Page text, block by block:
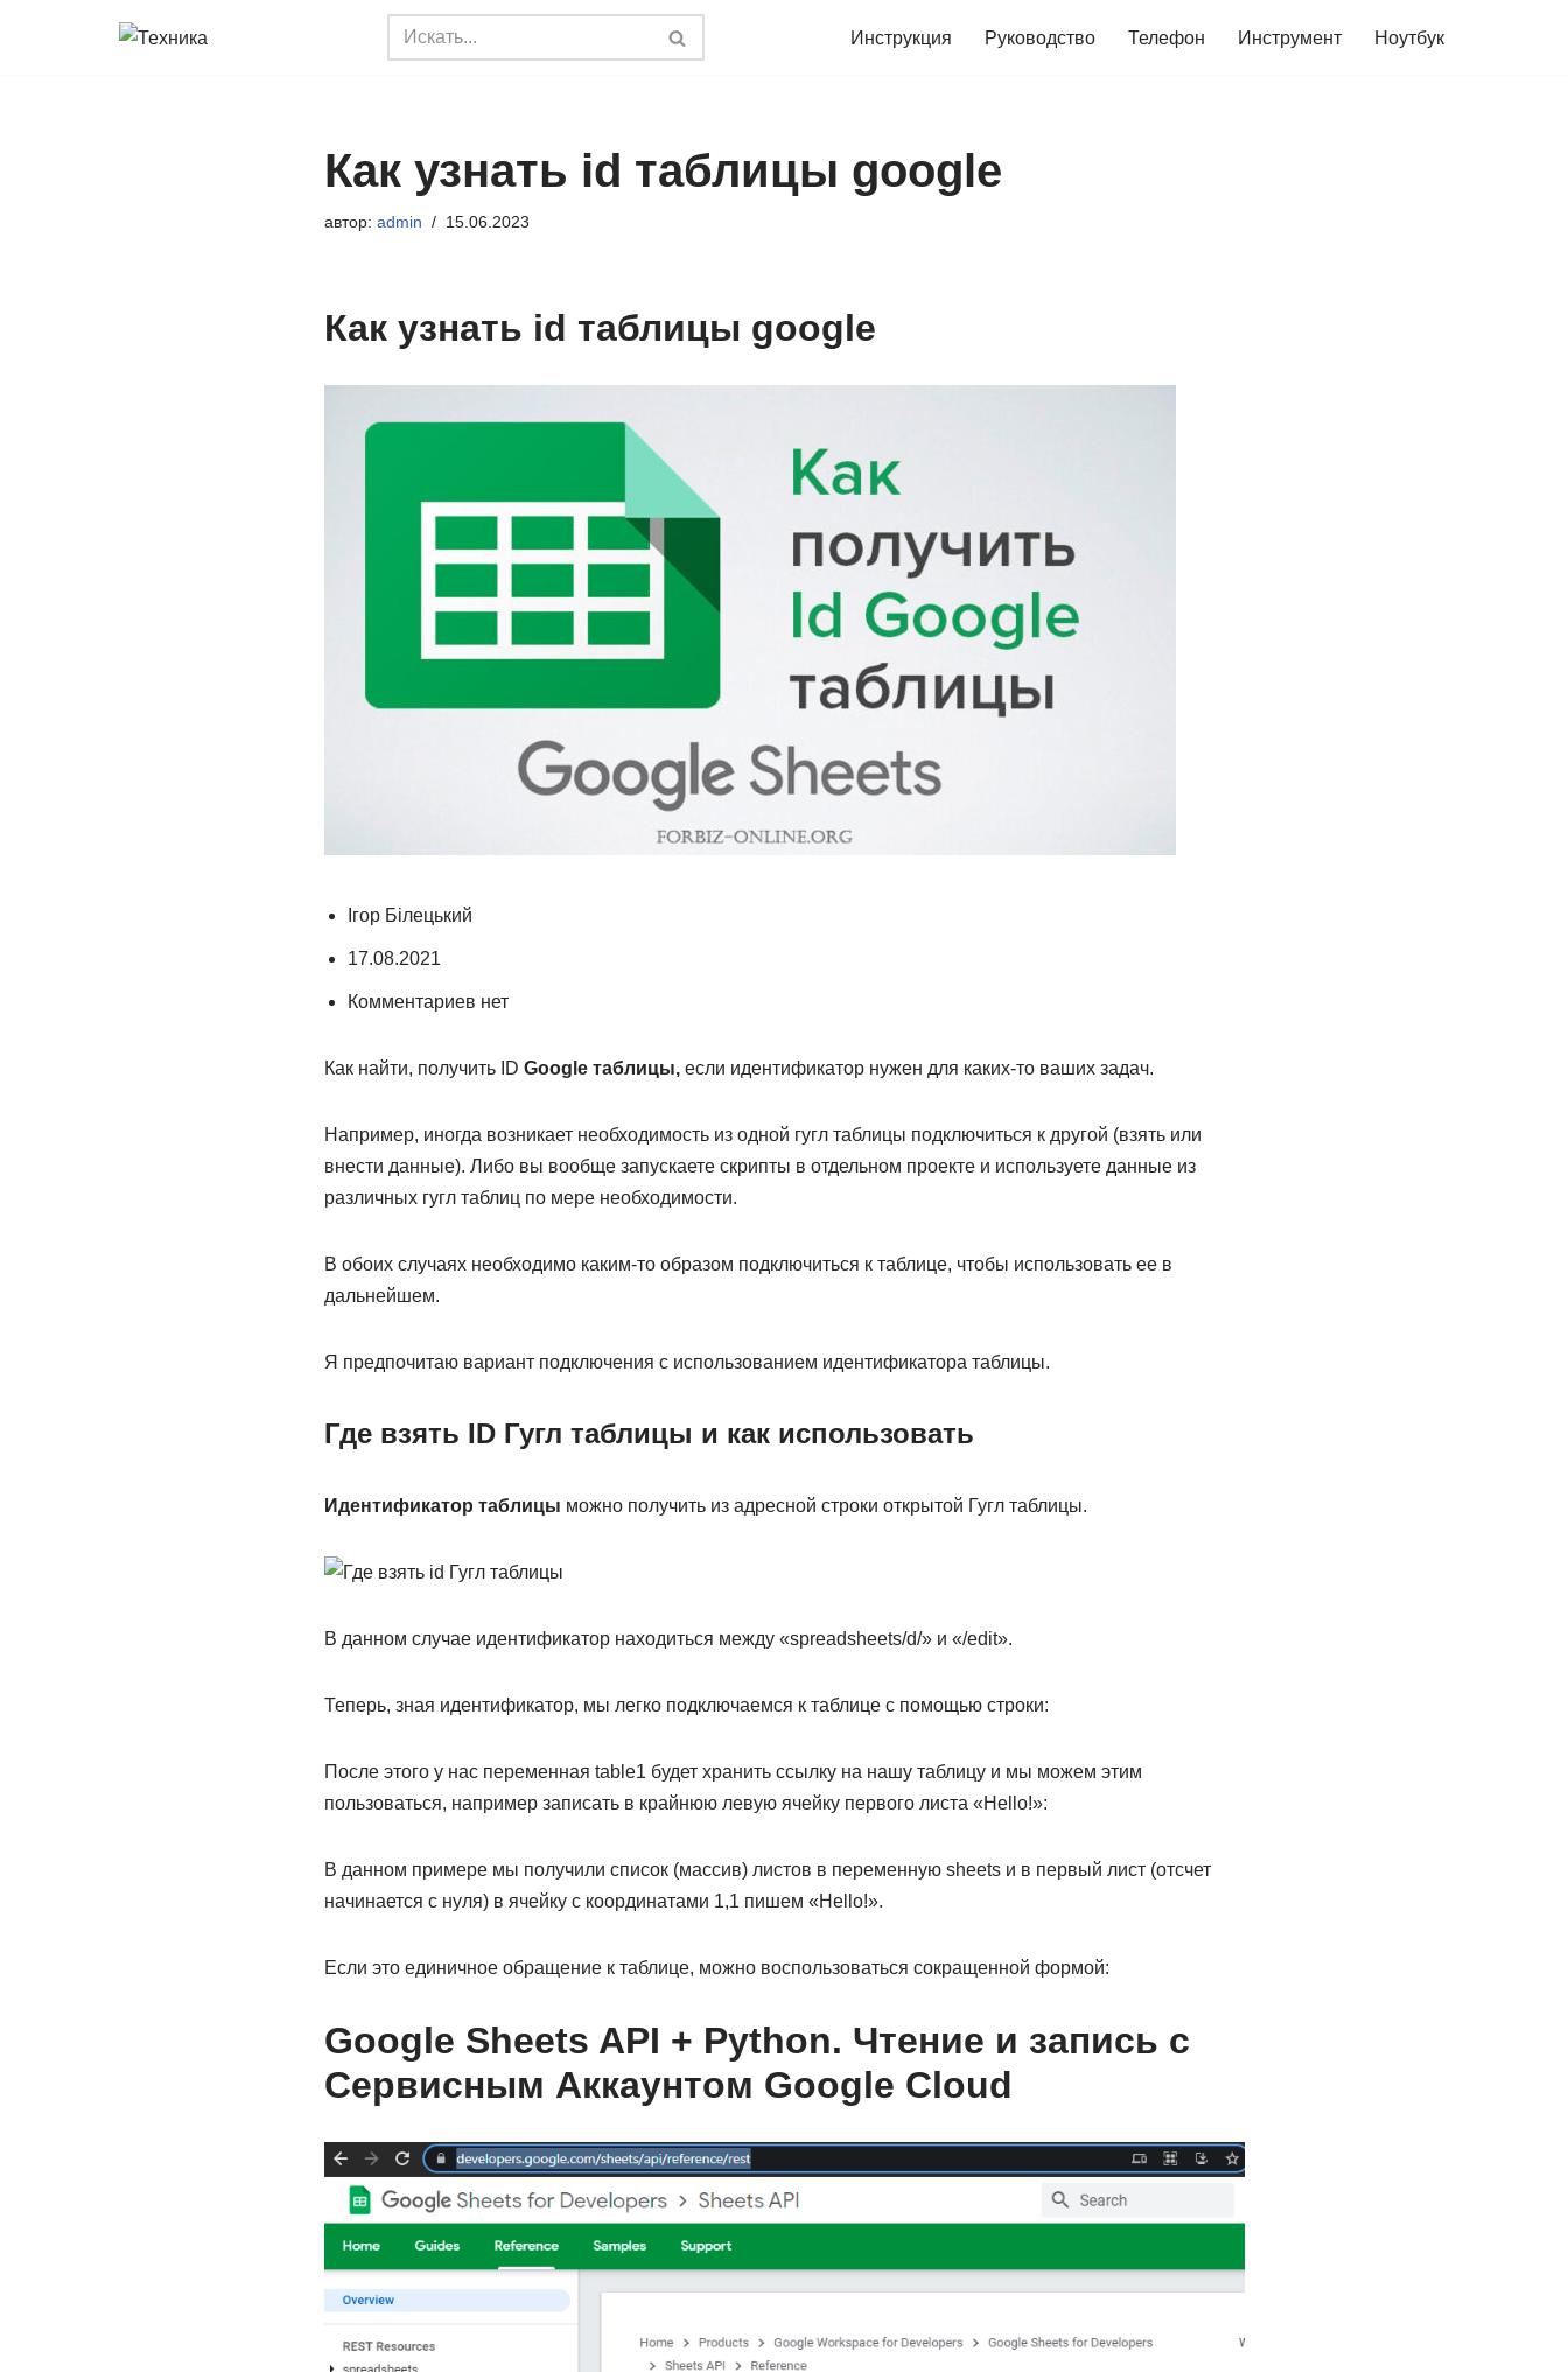
Инструкция Руководство Телефон Инструмент Ноутбук
Как узнать id таблицы google
автор: admin 15.06.2023
Как узнать id таблицы google
Ігор Білецький
17.08.2021
Комментариев нет
Как найти, получить ID Google таблицы,если идентификатор нужен для каких-то ваших задач.
Например, иногда возникает необходимость из одной гугл таблицы подключиться к другой (взять или
внести данные). Либо вы вообще запускаете скрипты в отдельном проекте и используете данные из
различных гугл таблиц по мере необходимости.
В обоих случаях необходимо каким-то образом подключиться к таблице, чтобы использовать ее в
дальнейшем.
Я предпочитаю вариант подключения с использованием идентификатора таблицы.
Где взять ID Гугл таблицы и как использовать
Идентификатор таблицы можно получить из адресной строки открытой Гугл таблицы.
В данном случае идентификатор находиться между «spreadsheets/d/» и «/edit».
Теперь, зная идентификатор, мы легко подключаемся к таблице с помощью строки:
После этого у нас переменная table1 будет хранить ссылку на нашу таблицу и мы можем этим
пользоваться, например записать в крайнюю левую ячейку первого листа «Hello!»:
В данном примере мы получили список (массив) листов в переменную sheets и в первый лист (отсчет
начинается с нуля) в ячейку с координатами 1,1 пишем «Hello!».
Если это единичное обращение к таблице, можно воспользоваться сокращенной формой:
Google Sheets API + Python. Чтение и запись с
Сервисным Аккаунтом Google Cloud